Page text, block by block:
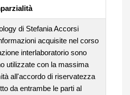
di Stefania Accorsi
acquisite nel corso
interlaboratorio sono
utilizzate con la massima
all'accordo di riservatezza
da entrambe le parti al